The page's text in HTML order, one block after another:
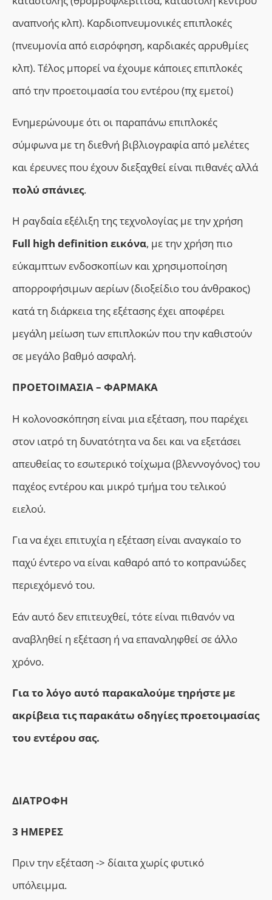
αναπνοής κλπ). Καρδιοπνευμονικές επιπλοκές
(πνευμονία από εισρόφηση, καρδιακές αρρυθμίες
κλπ). Τέλος μπορεί να έχουμε κάποιες επιπλοκές
από την προετοιμασία του εντέρου (πχ εμετοί)
Ενημερώνουμε ότι οι παραπάνω επιπλοκές
σύμφωνα με τη διεθνή βιβλιογραφία από μελέτες
και έρευνες που έχουν διεξαχθεί είναι πιθανές αλλά
πολύ σπάνιες.
Η ραγδαία εξέλιξη της τεχνολογίας με την χρήση
Full high definition εικόνα, με την χρήση πιο
εύκαμπτων ενδοσκοπίων και χρησιμοποίηση
απορροφήσιμων αερίων (διοξείδιο του άνθρακος)
κατά τη διάρκεια της εξέτασης έχει αποφέρει
μεγάλη μείωση των επιπλοκών που την καθιστούν
σε μεγάλο βαθμό ασφαλή.
ΠΡΟΕΤΟΙΜΑΣΙΑ – ΦΑΡΜΑΚΑ
Η κολονοσκόπηση είναι μια εξέταση, που παρέχει
στον ιατρό τη δυνατότητα να δει και να εξετάσει
απευθείας το εσωτερικό τοίχωμα (βλεννογόνος) του
παχέος εντέρου και μικρό τμήμα του τελικού
ειελού.
Για να έχει επιτυχία η εξέταση είναι αναγκαίο το
παχύ έντερο να είναι καθαρό από το κοπρανώδες
περιεχόμενό του.
Εάν αυτό δεν επιτευχθεί, τότε είναι πιθανόν να
αναβληθεί η εξέταση ή να επαναληφθεί σε άλλο
χρόνο.
Για το λόγο αυτό παρακαλούμε τηρήστε με
ακρίβεια τις παρακάτω οδηγίες προετοιμασίας
του εντέρου σας.
ΔΙΑΤΡΟΦΗ
3 ΗΜΕΡΕΣ
Πριν την εξέταση -> δίαιτα χωρίς φυτικό
υπόλειμμα.